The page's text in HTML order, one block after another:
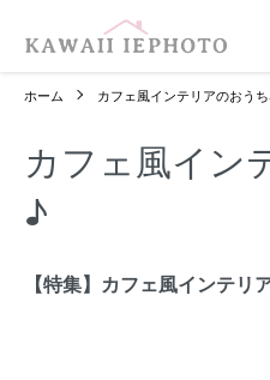
ホーム カフェ風インテリアのおう
カフェ風イン
♪
【特集】カフェ風インテリ